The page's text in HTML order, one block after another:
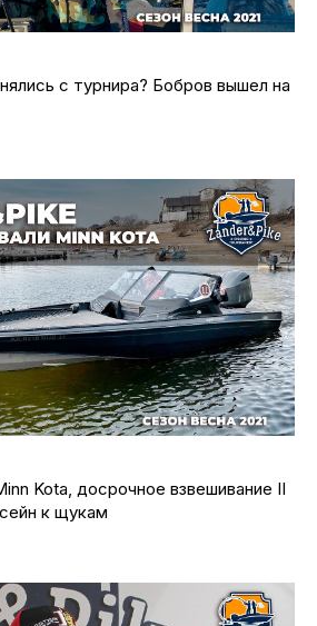
с турнира? Бобров вышел на
Kota, досрочное взвешивание II
к щукам